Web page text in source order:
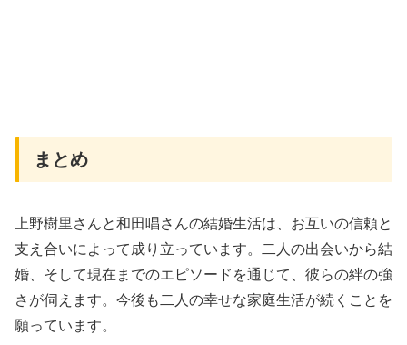
まとめ
上野樹里さんと和田唱さんの結婚生活は、お互いの信頼と
支え合いによって成り立っています。二人の出会いから結
婚、そして現在までのエピソードを通じて、彼らの絆の強
さが伺えます。今後も二人の幸せな家庭生活が続くことを
願っています。